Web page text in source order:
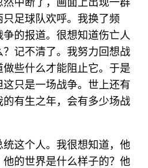
中断了，画面上出现一群
足球队欢呼。我换了频
的报道。很想知道伤亡人
记不清了。我努力回想战
些什么才能阻止它。于是
只是一场战争。世上还有
有生之年，会有多少场战
这个人。我很想知道，他
的世界是什么样子的？他